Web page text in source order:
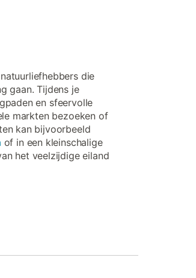
die
gaan. Tijdens je
en sfeervolle
markten bezoeken of
kan bijvoorbeeld
of in een kleinschalige
het veelzijdige eiland